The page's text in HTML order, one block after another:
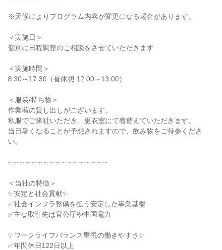
※天候によりプログラム内容が変更になる場合があります。
＜実施日＞
個別に日程調整のご相談をさせていただきます
＜実施時間＞
8:30～17:30（昼休憩 12:00～13:00）
＜服装/持ち物＞
作業着の貸し出しがございます。
私服でご来社いただき、更衣室にて着替えていただきます。
当日暑くなることが予想されますので、飲み物をご持参くださ
い。
~ ~ ~ ~ ~ ~ ~ ~ ~ ~ ~ ~ ~ ~ ~ ~ ~
＜当社の特徴＞
✨安定と社会貢献✨
✅社会インフラ整備を担う安定した事業基盤
✅主な取引先は官公庁や中国電力
✨ワークライフバランス重視の働きやすさ✨
✅年間休日122日以上